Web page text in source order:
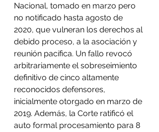
Nacional, tomado en marzo pero
no notificado hasta agosto de
2020, que vulneran los derechos al
debido proceso, a la asociación y
reunión pacífica. Un fallo revocó
arbitrariamente el sobreseimiento
definitivo de cinco altamente
reconocidos defensores,
inicialmente otorgado en marzo de
2019. Además, la Corte ratificó el
auto formal procesamiento para 8